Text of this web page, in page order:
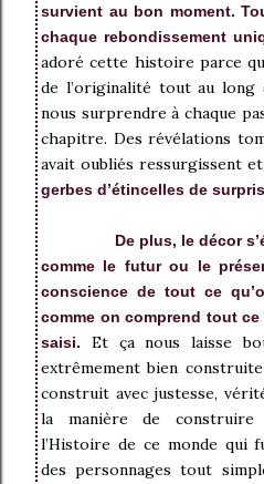
survient au bon moment.
chaque rebondissement
adoré cette histoire parce
de l’originalité tout au long
nous surprendre à chaque
chapitre. Des révélations
avait oubliés ressurgissent
gerbes d’étincelles de
De plus, le décor
comme le futur ou le
conscience de tout ce
comme on comprend tout ce
saisi. Et ça nous laisse
extrêmement bien
construit avec justesse,
la manière de construire
l’Histoire de ce monde qui
des personnages tout